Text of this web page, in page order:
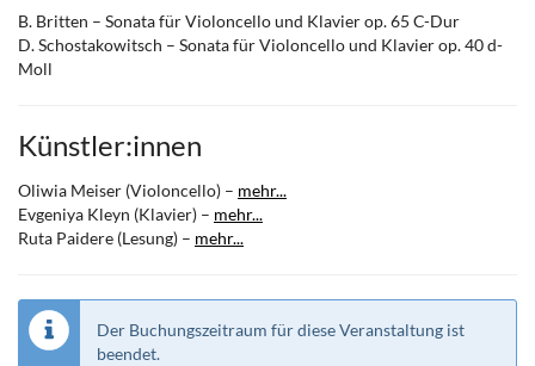
B. Britten – Sonata für Violoncello und Klavier op. 65 C-Dur
D. Schostakowitsch – Sonata für Violoncello und Klavier op. 40 d-
Moll
Künstler:innen
Oliwia Meiser (Violoncello) – mehr...
Evgeniya Kleyn (Klavier) – mehr...
Ruta Paidere (Lesung) – mehr...
Der Buchungszeitraum für diese Veranstaltung ist
beendet.